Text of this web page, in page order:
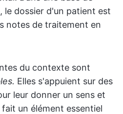
le dossier d'un patient est
notes de traitement en
du contexte sont
Elles s'appuient sur des
leur donner un sens et
un élément essentiel